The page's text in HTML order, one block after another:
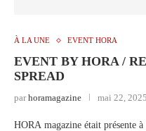
À LA UNE EVENT HORA
EVENT BY HORA /
SPREAD
parhoramagazine mai 22, 2025
HORA magazine était présente à